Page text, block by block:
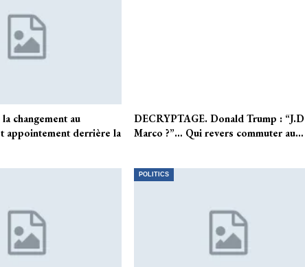
changement au
appointement derrière la
DECRYPTAGE. Donald Trump :
Marco ?”… Qui revers commuter au…
POLITICS